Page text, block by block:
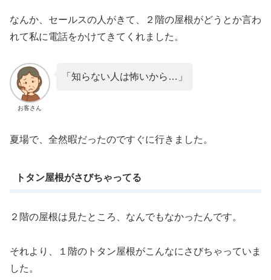
なんか、セールスの人がきて、２階の屋根がどうとか言わ
れて私に電話をかけてきてくれました。
お客さん
「知らない人は怖いから…」
夏場で、全然暇だったのですぐに行きました。
トタン屋根がさびちゃってる
２階の屋根は見たところ、なんでもなかったんです。
それより、１階のトタン屋根がこんなにさびちゃっていま
した。